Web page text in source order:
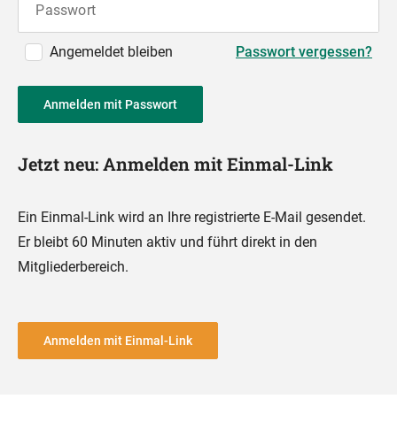
Passwort
Angemeldet bleiben Passwort vergessen?
Anmelden mit Passwort
Jetzt neu: Anmelden mit Einmal-Link
Ein Einmal-Link wird an Ihre registrierte E-Mail gesendet.
Er bleibt 60 Minuten aktiv und führt direkt in den
Mitgliederbereich.
Anmelden mit Einmal-Link